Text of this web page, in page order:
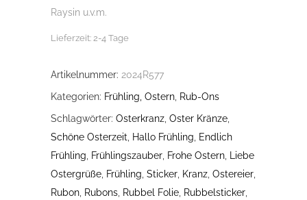
Raysin u.v.m.
Lieferzeit: 2-4 Tage
Artikelnummer: 2024R577
Kategorien: Frühling, Ostern Rub-Ons
Schlagwörter: Osterkranz Oster Kränze
Schöne Osterzeit
Hallo Frühling
Endlich
Frühling
Frühlingszauber Frohe Ostern
Liebe
Ostergrüße Frühling Sticker Kranz Ostereier
Rubon Rubons Rubbel Folie Rubbelsticker